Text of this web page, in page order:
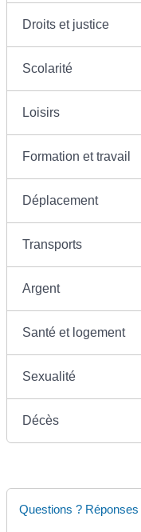
Droits et justice
Scolarité
Loisirs
Formation et travail
Déplacement
Transports
Argent
Santé et logement
Sexualité
Décès
Questions ? Réponses